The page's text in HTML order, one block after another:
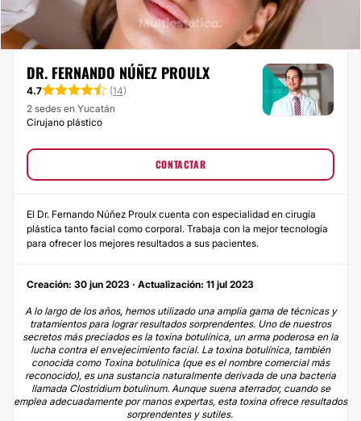
DR. FERNANDO NÚÑEZ PROULX
4.7 (14)
2 sedes en Yucatán
Cirujano plástico
CONTACTAR
El Dr. Fernando Núñez Proulx cuenta con especialidad en cirugía
plástica tanto facial como corporal. Trabaja con la mejor tecnología
para ofrecer los mejores resultados a sus pacientes.
Creación: 30 jun 2023 · Actualización: 11 jul 2023
A lo largo de los años, hemos utilizado una amplia gama de técnicas y
tratamientos para lograr resultados sorprendentes. Uno de nuestros
secretos más preciados es la toxina botulínica, un arma poderosa en la
lucha contra el envejecimiento facial. La toxina botulínica, también
conocida como Toxina botulínica (que es el nombre comercial más
reconocido), es una sustancia naturalmente derivada de una bacteria
llamada Clostridium botulinum. Aunque suena aterrador, cuando se
emplea adecuadamente por manos expertas, esta toxina ofrece resultados
sorprendentes y sutiles.